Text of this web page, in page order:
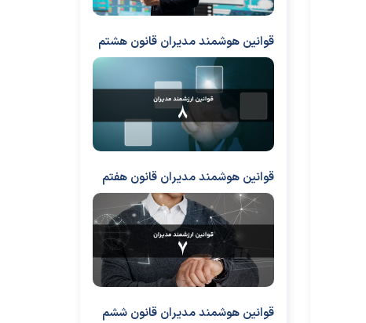
قوانین هوشمند مدیران قانون هشتم
قوانین هوشمند مدیران قانون هفتم
قوانین هوشمند مدیران قانون ششم